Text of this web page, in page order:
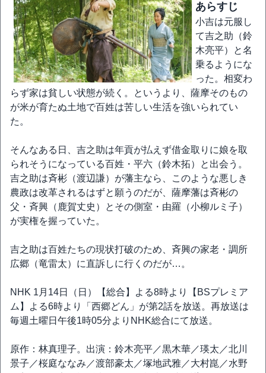
あらすじ
小吉は元服し
て吉之助（鈴
木亮平）と名
乗るようにな
った。相変わ
らず家は貧しい状態が続く。というより、薩摩そのもの
が米が育たぬ土地で百姓は苦しい生活を強いられてい
た。
そんなある日、吉之助は年貢が払えず借金取りに娘を取
られそうになっている百姓・平六（鈴木拓）と出会う。
吉之助は斉彬（渡辺謙）が藩主なら、このような悪しき
農政は改革されるはずと願うのだが、薩摩藩は斉彬の
父・斉興（鹿賀丈史）とその側室・由羅（小柳ルミ子）
が実権を握っていた。
吉之助は百姓たちの現状打破のため、斉興の家老・調所
広郷（竜雷太）に直訴しに行くのだが…。
NHK 1月14日（日）【総合】よる8時より【BSプレミア
ム】よる6時より「西郷どん」が第2話を放送。再放送は
毎週土曜日午後1時05分よりNHK総合にて放送。
原作：林真理子。出演：鈴木亮平／黒木華／瑛太／北川
景子／桜庭ななみ／渡部豪太／塚地武雅／大村崑／水野